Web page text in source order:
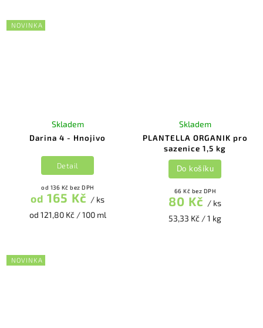
NOVINKA
Darina 4 - Hnojivo
Skladem
od 136 Kč bez DPH
od 165 Kč / ks
od 121,80 Kč / 100 ml
Detail
PLANTELLA ORGANIK pro
sazenice 1,5 kg
Skladem
66 Kč bez DPH
80 Kč / ks
53,33 Kč / 1 kg
Do košíku
NOVINKA